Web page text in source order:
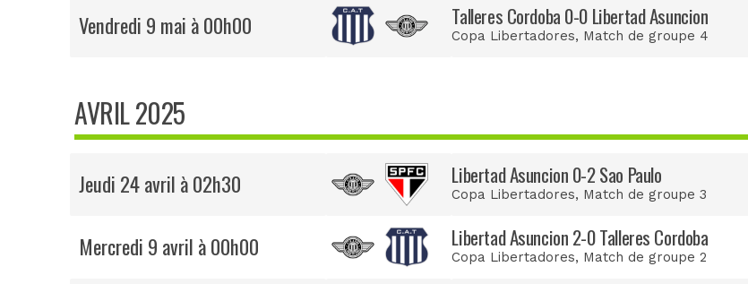
Vendredi 9 mai à 00h00 Talleres Cordoba 0-0 Libertad Asuncion
Copa Libertadores, Match de groupe 4
AVRIL 2025
Jeudi 24 avril à 02h30 Libertad Asuncion 0-2 Sao Paulo
Copa Libertadores, Match de groupe 3
Mercredi 9 avril à 00h00 Libertad Asuncion 2-0 Talleres Cordoba
Copa Libertadores, Match de groupe 2